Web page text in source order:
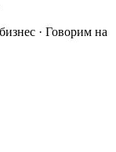
· Говорим на